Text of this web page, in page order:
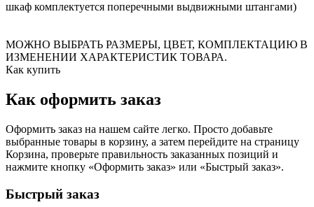
шкаф комплектуется поперечными выдвижными штангами)
МОЖНО ВЫБРАТЬ РАЗМЕРЫ, ЦВЕТ, КОМПЛЕКТАЦИЮ В
ИЗМЕНЕНИИ ХАРАКТЕРИСТИК ТОВАРА.
Как купить
Как оформить заказ
Оформить заказ на нашем сайте легко. Просто добавьте
выбранные товары в корзину, а затем перейдите на страницу
Корзина, проверьте правильность заказанных позиций и
нажмите кнопку «Оформить заказ» или «Быстрый заказ».
Быстрый заказ